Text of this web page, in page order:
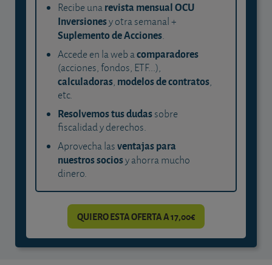
Recibe unarevista mensual OCU
Inversionesy otra semanal +
Suplemento de Acciones.
Accede en la web acomparadores
(acciones, fondos, ETF...),
calculadoras, modelos de contratos,
etc.
Resolvemos tus dudassobre
fiscalidad y derechos.
Aprovecha lasventajas para
nuestros sociosy ahorra mucho
dinero.
QUIERO ESTA OFERTA A 17,00€